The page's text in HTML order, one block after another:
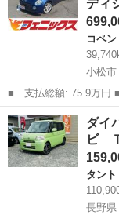
アランスソナ...
ディ
コペン
小松市
■ 支払総額: 75.9万円 ■ 車両本体価格： 699,000 円 ■ メーカー
名： ダイハツ ■ 車
アニバーサリーエディ
ＯＫ☆ＡＴＯ...
石川 小松市 コ
ダイ
ビ
タント
長野県